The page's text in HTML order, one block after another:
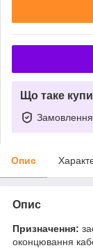
Що таке
Замовлення
Опис
Опис
Призначення:
оконцювання